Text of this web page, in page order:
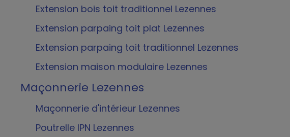
Extension bois toit traditionnel Lezennes
Extension parpaing toit plat Lezennes
Extension parpaing toit traditionnel Lezennes
Extension maison modulaire Lezennes
Maçonnerie Lezennes
Maçonnerie d'intérieur Lezennes
Poutrelle IPN Lezennes